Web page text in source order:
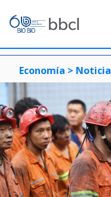
Economía > Noticia